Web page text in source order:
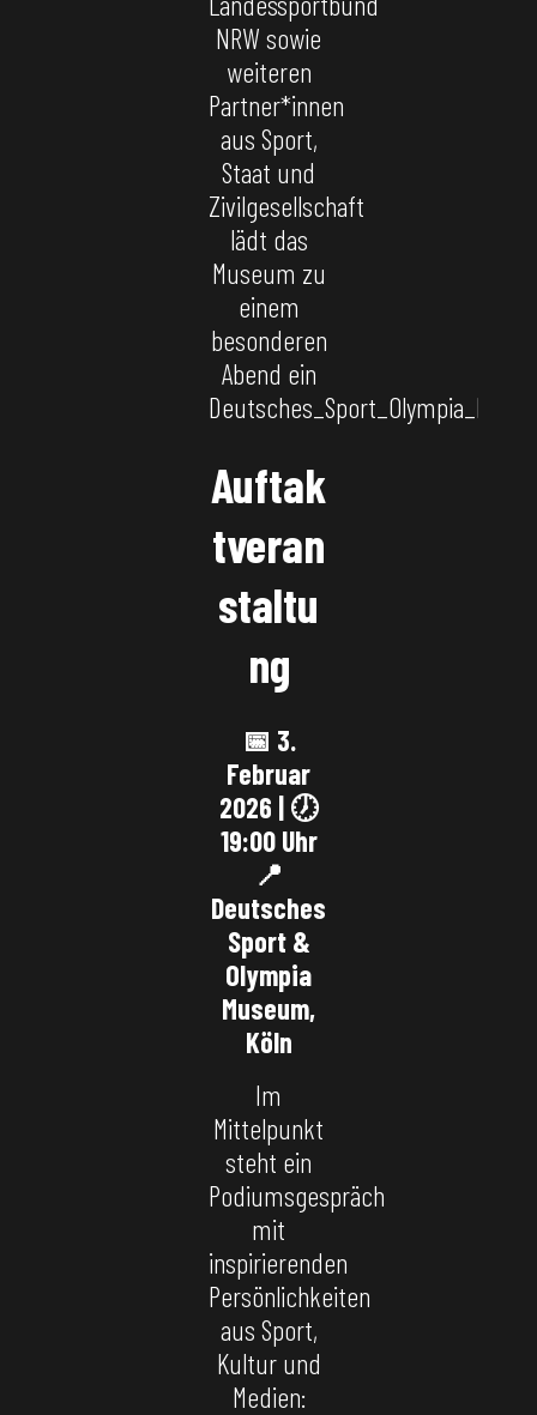
NRW sowie
weiteren
Partner*innen
aus Sport,
Staat und
Zivilgesellschaft
lädt das
Museum zu
einem
besonderen
Abend ein
Auftak
tveran
staltu
ng
📅 3.
Februar
2026 | 🕖
19:00 Uhr
📍
Deutsches
Sport &
Olympia
Museum,
Köln
Im
Mittelpunkt
steht ein
Podiumsgespräch
mit
inspirierenden
Persönlichkeiten
aus Sport,
Kultur und
Medien: